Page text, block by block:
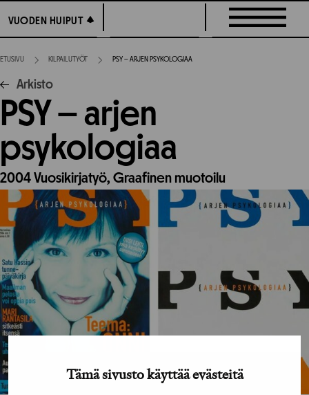
Tämä sivusto käyttää evästeitä
suoraan
sisältöön
VUODEN HUIPUT
VUODEN HUIPUT
ETUSIVU KILPAILUTYÖT PSY – ARJEN PSYKOLOGIAA
Arkisto
PSY – arjen
psykologiaa
2004Vuosikirjatyö, Graafinen muotoilu